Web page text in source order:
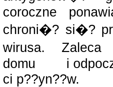
coroczne
chroni�? si�?
wirusa.
domu i
ci p??yn??w.